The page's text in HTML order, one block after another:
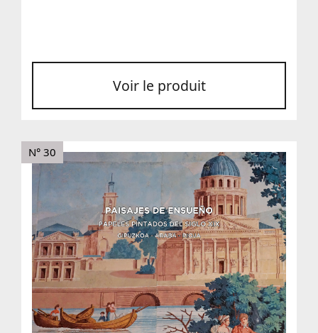
Voir le produit
N° 30